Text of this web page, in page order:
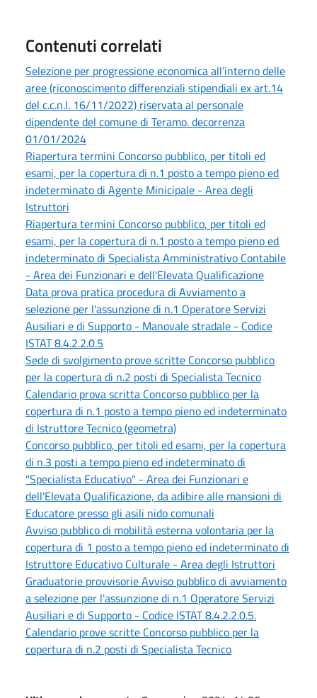
Contenuti correlati
Selezione per progressione economica all’interno delle
aree (riconoscimento differenziali stipendiali ex art.14
del c.c.n.l. 16/11/2022) riservata al personale
dipendente del comune di Teramo. decorrenza
01/01/2024
Riapertura termini Concorso pubblico, per titoli ed
esami, per la copertura di n.1 posto a tempo pieno ed
indeterminato di Agente Minicipale - Area degli
Istruttori
Riapertura termini Concorso pubblico, per titoli ed
esami, per la copertura di n.1 posto a tempo pieno ed
indeterminato di Specialista Amministrativo Contabile
- Area dei Funzionari e dell'Elevata Qualificazione
Data prova pratica procedura di Avviamento a
selezione per l'assunzione di n.1 Operatore Servizi
Ausiliari e di Supporto - Manovale stradale - Codice
ISTAT 8.4.2.2.0.5
Sede di svolgimento prove scritte Concorso pubblico
per la copertura di n.2 posti di Specialista Tecnico
Calendario prova scritta Concorso pubblico per la
copertura di n.1 posto a tempo pieno ed indeterminato
di Istruttore Tecnico (geometra)
Concorso pubblico, per titoli ed esami, per la copertura
di n.3 posti a tempo pieno ed indeterminato di
"Specialista Educativo" - Area dei Funzionari e
dell'Elevata Qualificazione, da adibire alle mansioni di
Educatore presso gli asili nido comunali
Avviso pubblico di mobilità esterna volontaria per la
copertura di 1 posto a tempo pieno ed indeterminato di
Istruttore Educativo Culturale - Area degli Istruttori
Graduatorie provvisorie Avviso pubblico di avviamento
a selezione per l'assunzione di n.1 Operatore Servizi
Ausiliari e di Supporto - Codice ISTAT 8.4.2.2.0.5.
Calendario prove scritte Concorso pubblico per la
copertura di n.2 posti di Specialista Tecnico